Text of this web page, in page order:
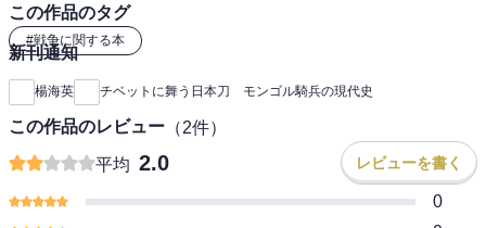
はいろいろあるが、モンゴルと日本の場合は、それが「日本刀」と
「騎兵」だったのである。本書は、モンゴルとチベットの悲劇にま
つわるさまざまな側面を「日本刀」と「騎兵」を歴史のキーワード
として取り上げている。
本来騎兵といえばルーツはモンゴルであり、チンギス・ハーンを想
起する日本人も多いだろう。その騎兵戦術をモンゴルの侵略を受け
たヨーロッパが改良。それを、元寇も体験した日本が明治維新以降
学び、日清日露戦争を勝利に導いていった。その日本の進んだ騎兵
術や軍事戦略を、今度はモンゴルの青年が日本から学んだというの
この作品のタグ
#戦争に関する本
新刊通知
楊海英 チベットに舞う日本刀 モンゴル騎兵の現代史
この作品のレビュー （2件）
平均 2.0 レビューを書く
0